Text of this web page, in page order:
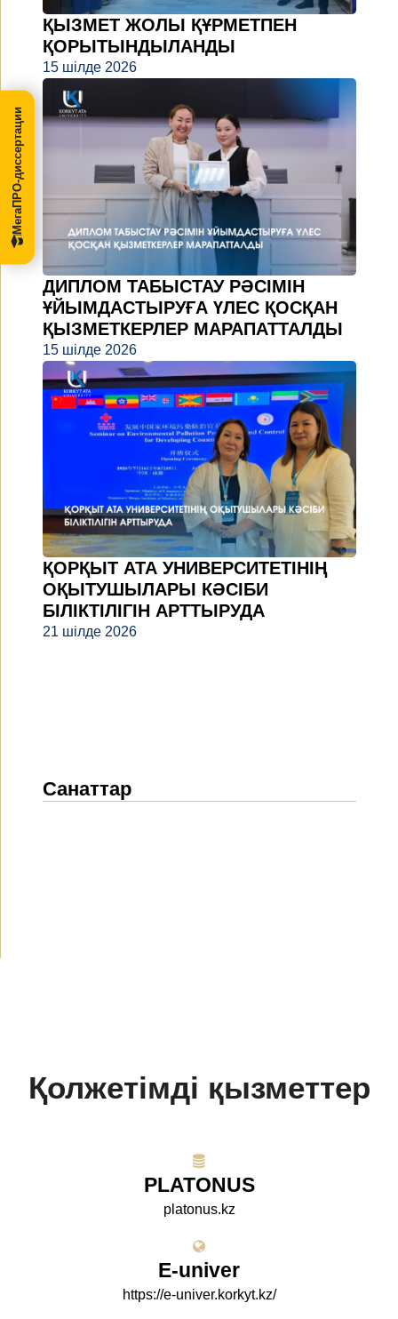
ҚЫЗМЕТ ЖОЛЫ ҚҰРМЕТПЕН
ҚОРЫТЫНДЫЛАНДЫ
15 шілде 2026
ДИПЛОМ ТАБЫСТАУ РӘСІМІН
ҰЙЫМДАСТЫРУҒА ҮЛЕС ҚОСҚАН
ҚЫЗМЕТКЕРЛЕР МАРАПАТТАЛДЫ
15 шілде 2026
ҚОРҚЫТ АТА УНИВЕРСИТЕТІНІҢ
ОҚЫТУШЫЛАРЫ КӘСІБИ
БІЛІКТІЛІГІН АРТТЫРУДА
21 шілде 2026
Санаттар
Қолжетімді қызметтер
PLATONUS
platonus.kz
E-univer
https://e-univer.korkyt.kz/
МегаПРО-диссертации